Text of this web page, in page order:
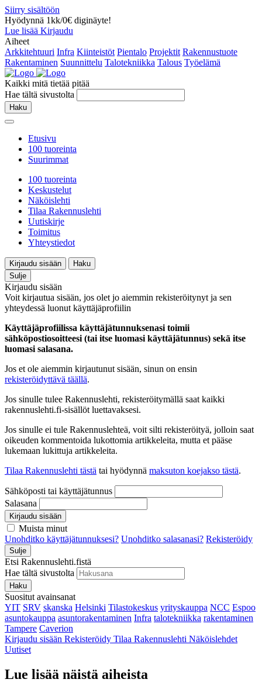
Siirry sisältöön
Hyödynnä 1kk/0€ diginäyte!
Lue lisää Kirjaudu
Aiheet
Arkkitehtuuri Infra Kiinteistöt Pientalo Projektit Rakennustuote
Rakentaminen Suunnittelu Talotekniikka Talous Työelämä
Kaikki mitä tietää pitää
Hae tältä sivustolta
Haku
Etusivu
100 tuoreinta
Suurimmat
100 tuoreinta
Keskustelut
Näköislehti
Tilaa Rakennuslehti
Uutiskirje
Toimitus
Yhteystiedot
Kirjaudu sisään
Haku
Sulje
Kirjaudu sisään
Voit kirjautua sisään, jos olet jo aiemmin rekisteröitynyt ja sen
yhteydessä luonut käyttäjäprofiilin
Käyttäjäprofiilissa käyttäjätunnuksenasi toimii
sähköpostiosoitteesi (tai itse luomasi käyttäjätunnus) sekä itse
luomasi salasana.
Jos et ole aiemmin kirjautunut sisään, sinun on ensin
rekisteröidyttävä täällä.
Jos sinulle tulee Rakennuslehti, rekisteröitymällä saat kaikki
rakennuslehti.fi-sisällöt luettavaksesi.
Jos sinulle ei tule Rakennuslehteä, voit silti rekisteröityä, jolloin saat
oikeuden kommentoida lukottomia artikkeleita, mutta et pääse
lukemaan lukittuja artikkeleita.
Tilaa Rakennuslehti tästä tai hyödynnä maksuton koejakso tästä.
Sähköposti tai käyttäjätunnus
Salasana
Kirjaudu sisään
Muista minut
Unohditko käyttäjätunnuksesi? Unohditko salasanasi? Rekisteröidy
Sulje
Etsi Rakennuslehti.fistä
Hae tältä sivustolta
Haku
Suositut avainsanat
YIT SRV skanska Helsinki Tilastokeskus yrityskauppa NCC Espoo
asuntokauppa asuntorakentaminen Infra talotekniikka rakentaminen
Tampere Caverion
Kirjaudu sisään Rekisteröidy Tilaa Rakennuslehti Näköislehdet
Uutiset
Lue lisää näistä aiheista